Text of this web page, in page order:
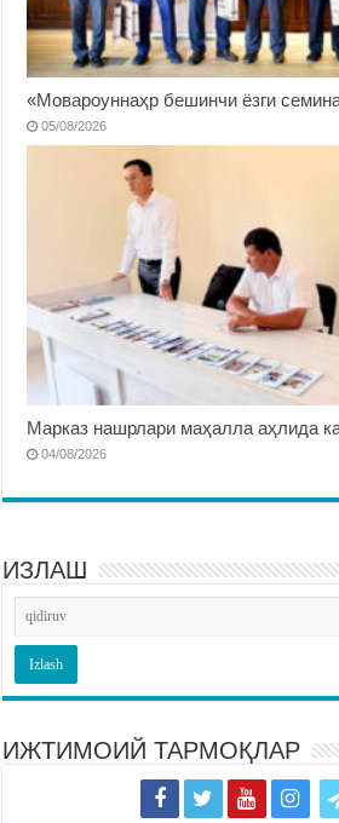
«Мовароуннаҳр бешинчи ёзги
05/08/2026
Марказ нашрлари маҳалла аҳлида
04/08/2026
ИЗЛАШ
ИЖТИМОИЙ ТАРМОҚЛАР